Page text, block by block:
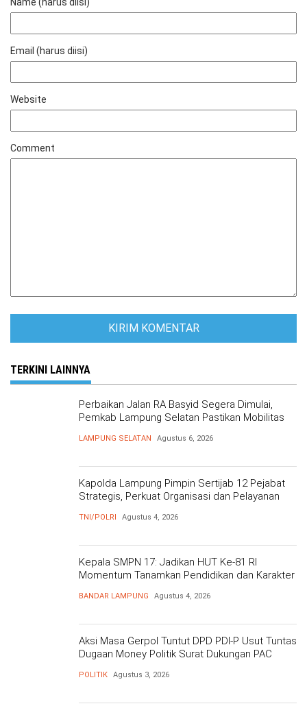
Email (harus diisi)
Website
Comment
TERKINI LAINNYA
Perbaikan Jalan RA Basyid Segera Dimulai,
Pemkab Lampung Selatan Pastikan Mobilitas
LAMPUNG SELATAN Agustus 6, 2026
Kapolda Lampung Pimpin Sertijab 12 Pejabat
Strategis, Perkuat Organisasi dan Pelayanan
TNI/POLRI Agustus 4, 2026
Kepala SMPN 17: Jadikan HUT Ke-81 RI
Momentum Tanamkan Pendidikan dan Karakter
BANDAR LAMPUNG Agustus 4, 2026
Aksi Masa Gerpol Tuntut DPD PDI-P Usut Tuntas
Dugaan Money Politik Surat Dukungan PAC
POLITIK Agustus 3, 2026